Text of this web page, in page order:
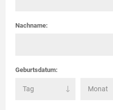
Nachname:
Geburtsdatum: